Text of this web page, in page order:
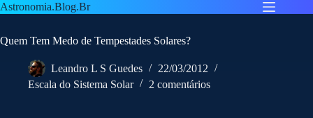
Pular
para
conteúdo
Astronomia.Blog.Br
Quem Tem Medo de Tempestades Solares?
Leandro L S Guedes
22/03/2012
Escala do Sistema Solar
2 comentários